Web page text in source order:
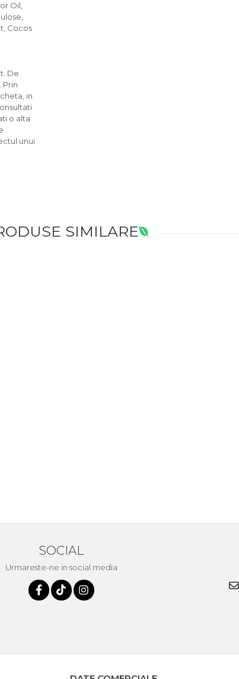
Oil,
Cocos
De
Prin
in
o alta
unui
SIMILARE
SOCIAL
Urmareste-ne in social media